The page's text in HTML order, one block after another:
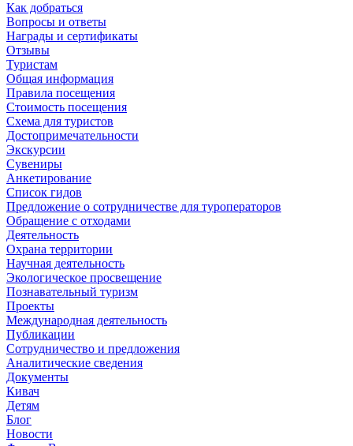
Как добраться
Вопросы и ответы
Награды и сертификаты
Отзывы
Туристам
Общая информация
Правила посещения
Стоимость посещения
Схема для туристов
Достопримечательности
Экскурсии
Сувениры
Анкетирование
Список гидов
Предложение о сотрудничестве для туроператоров
Обращение с отходами
Деятельность
Охрана территории
Научная деятельность
Экологическое просвещение
Познавательный туризм
Проекты
Международная деятельность
Публикации
Сотрудничество и предложения
Аналитические сведения
Документы
Кивач
Детям
Блог
Новости